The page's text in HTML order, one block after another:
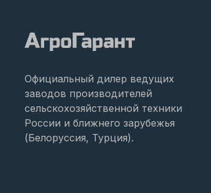
Официальный дилер ведущих
заводов производителей
сельскохозяйственной техники
России и ближнего зарубежья
(Белоруссия, Турция).